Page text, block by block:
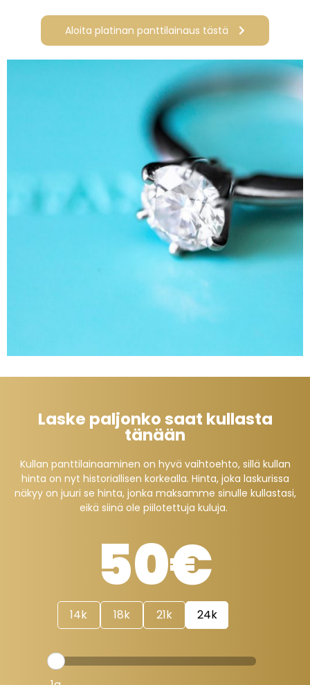
Aloita platinan panttilainaus tästä
Laske paljonko saat kullasta
tänään
Kullan panttilainaaminen on hyvä vaihtoehto, sillä kullan
hinta on nyt historiallisen korkealla. Hinta, joka laskurissa
näkyy on juuri se hinta, jonka maksamme sinulle kullastasi,
eikä siinä ole piilotettuja kuluja.
50€
14k 18k 21k 24k